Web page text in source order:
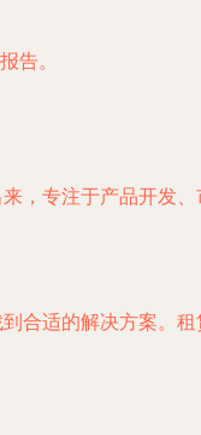
告。
，专注于产品开发
合适的解决方案。